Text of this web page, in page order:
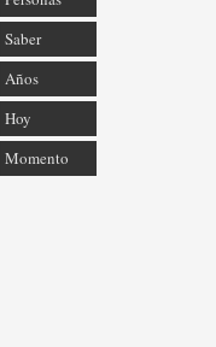
Saber
Años
Hoy
Momento